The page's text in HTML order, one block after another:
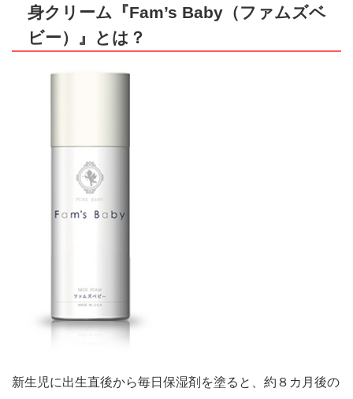
身クリーム『Fam’s Baby（ファムズベ
ビー）』とは？
新生児に出生直後から毎日保湿剤を塗ると、約８カ月後の